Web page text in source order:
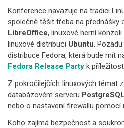
Konference navazuje na tradici
společně těšit třeba na přednášky
LibreOffice, linuxové herní konzoli
linuxové distribuci Ubuntu.
distribuce Fedora, která bude mít
Fedora Release Party k
Z pokročilejčích linuxových témat
databázovém serveru PostgreSQL
nebo o nastavení firewallu pomocí
Koho zajímá bezpečnost a